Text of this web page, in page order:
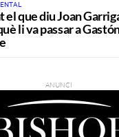
el que diu Joan
li va passar a